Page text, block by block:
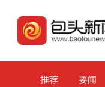
推荐 要闻